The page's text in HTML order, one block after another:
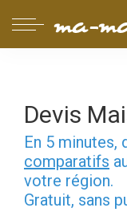
Devis
En 5 minutes,
comparatifs
votre région.
Gratuit, sans